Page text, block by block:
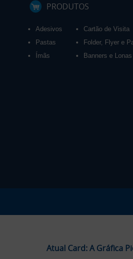
PRODUTOS
Adesivos
Pastas
Ímãs
Cartão de Visita
Folder, Flyer e
Banners e Lonas
Atual Card: A Gráfica